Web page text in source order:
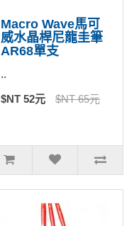
Macro Wave馬可
威水晶桿尼龍圭筆
AR68單支
..
$NT 52元 $NT 65元